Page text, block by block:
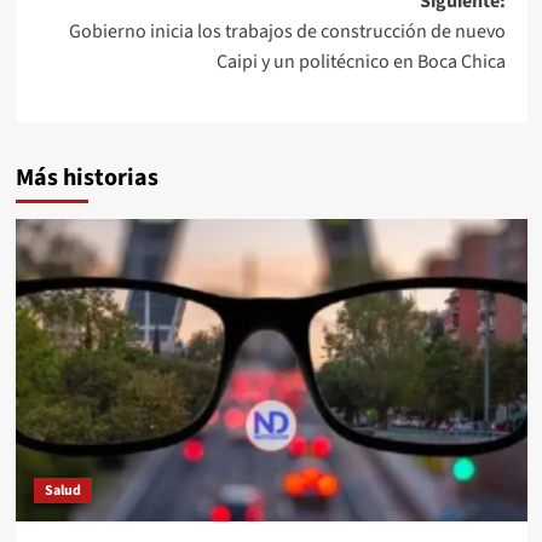
Gobierno inicia los trabajos de construcción de nuevo
Caipi y un politécnico en Boca Chica
Más historias
Salud